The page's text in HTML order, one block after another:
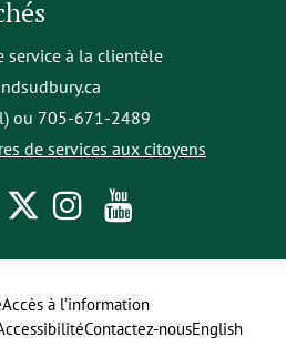
service à la clientèle
ou 705-671-2489
de services aux citoyens
opensFollow
us
on
Follow
us
on
to
our
Accès à l’information
Contactez-nousEnglish